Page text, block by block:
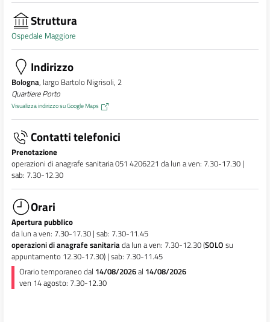
Struttura
Ospedale Maggiore
Indirizzo
Bologna, largo Bartolo Nigrisoli, 2
Quartiere Porto
Visualizza indirizzo su Google Maps
Contatti telefonici
Prenotazione
operazioni di anagrafe sanitaria 051 4206221 da lun a ven: 7.30-17.30 |
sab: 7.30-12.30
Orari
Apertura pubblico
da lun a ven: 7.30-17.30 | sab: 7.30-11.45
operazioni di anagrafe sanitariada lun a ven: 7.30-12.30 (SOLO su
appuntamento 12.30-17.30) | sab: 7.30-11.45
Orario temporaneo dal 14/08/2026al 14/08/2026
ven 14 agosto: 7.30-12.30